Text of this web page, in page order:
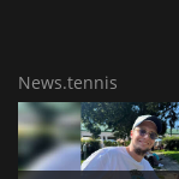
News.tennis